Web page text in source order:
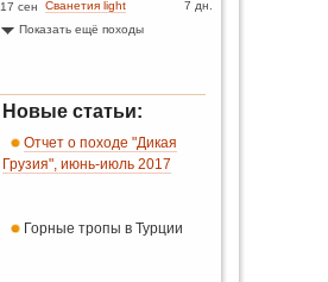
17 сен
Сванетия light
7 дн.
Показать ещё походы
Новые статьи:
Отчет о походе "Дикая
Грузия", июнь-июль 2017
Горные тропы в Турции